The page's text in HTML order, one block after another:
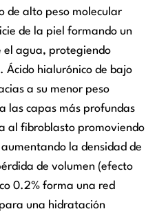
de alto peso molecular
de la piel formando un
el agua, protegiendo
Ácido hialurónico de bajo
a su menor peso
las capas más profundas
al fibroblasto promoviendo
la densidad de
de volumen (efecto
0.2% forma una red
una hidratación